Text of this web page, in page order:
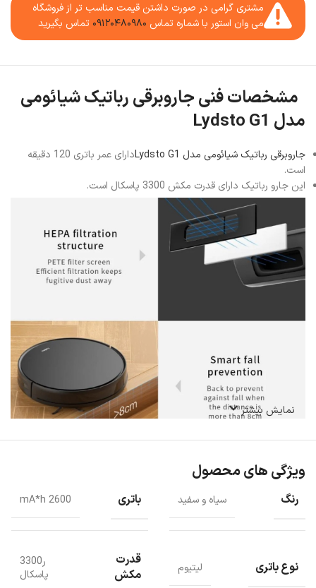
مشتری گرامی در صورت داشتن قیمت مناسب تر از فروشگاه
می وان استور با شماره تماس ۰۹۱۲۰۴۸۰۹۸۰ تماس بگیرید
مشخصات فنی جاروبرقی رباتیک شیائومی
مدل Lydsto G1
جاروبرقی رباتیک شیائومی مدل Lydsto G1
دارای عمر باتری 120 دقیقه
است.
این جارو رباتیک دارای قدرت مکش 3300 پاسکال است.
نمایش بیشتر
ویژگی های محصول
رنگ سیاه و سفید باتری 2600 mA*h
نوع باتری لیتیوم
قدرت
مکش
ر3300
پاسکال